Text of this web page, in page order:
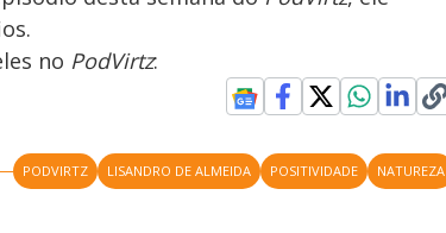
no PodVirtz:
PODVIRTZ LISANDRO DE ALMEIDA POSITIVIDADE NATUREZA